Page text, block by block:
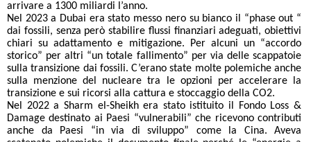
arrivare a 1300 miliardi l’anno.
Nel 2023 a Dubai era stato messo nero su bianco il “phase out “
dai fossili, senza però stabilire flussi finanziari adeguati, obiettivi
chiari su adattamento e mitigazione. Per alcuni un “accordo
storico” per altri “un totale fallimento” per via delle scappatoie
sulla transizione dai fossili. C’erano state molte polemiche anche
sulla menzione del nucleare tra le opzioni per accelerare la
transizione e sui ricorsi alla cattura e stoccaggio della CO2.
Nel 2022 a Sharm el-Sheikh era stato istituito il Fondo Loss &
Damage destinato ai Paesi “vulnerabili” che ricevono contributi
anche da Paesi “in via di sviluppo” come la Cina. Aveva